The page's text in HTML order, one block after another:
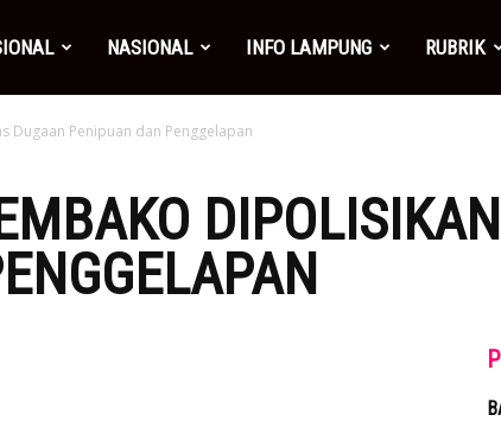
NASIONAL INFO LAMPUNG RUBRIK
Dugaan Penipuan dan Penggelapan